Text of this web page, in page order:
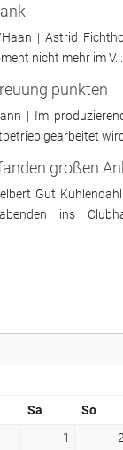
| Astrid
nicht mehr im V...
punkten
| Im
gearbeitet
Gut
ins
Sa
So
1